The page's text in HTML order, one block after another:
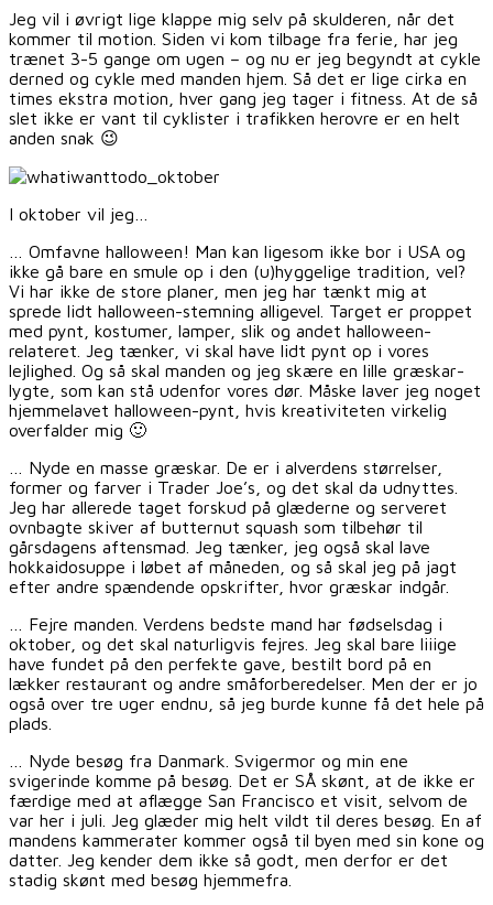
Jeg vil i øvrigt lige klappe mig selv på skulderen, når det
kommer til motion. Siden vi kom tilbage fra ferie, har jeg
trænet 3-5 gange om ugen – og nu er jeg begyndt at cykle
derned og cykle med manden hjem. Så det er lige cirka en
times ekstra motion, hver gang jeg tager i fitness. At de så
slet ikke er vant til cyklister i trafikken herovre er en helt
anden snak 😉
I oktober vil jeg…
… Omfavne halloween! Man kan ligesom ikke bor i USA og
ikke gå bare en smule op i den (u)hyggelige tradition, vel?
Vi har ikke de store planer, men jeg har tænkt mig at
sprede lidt halloween-stemning alligevel. Target er proppet
med pynt, kostumer, lamper, slik og andet halloween-
relateret. Jeg tænker, vi skal have lidt pynt op i vores
lejlighed. Og så skal manden og jeg skære en lille græskar-
lygte, som kan stå udenfor vores dør. Måske laver jeg noget
hjemmelavet halloween-pynt, hvis kreativiteten virkelig
overfalder mig 🙂
… Nyde en masse græskar. De er i alverdens størrelser,
former og farver i Trader Joe’s, og det skal da udnyttes.
Jeg har allerede taget forskud på glæderne og serveret
ovnbagte skiver af butternut squash som tilbehør til
gårsdagens aftensmad. Jeg tænker, jeg også skal lave
hokkaidosuppe i løbet af måneden, og så skal jeg på jagt
efter andre spændende opskrifter, hvor græskar indgår.
… Fejre manden. Verdens bedste mand har fødselsdag i
oktober, og det skal naturligvis fejres. Jeg skal bare liiige
have fundet på den perfekte gave, bestilt bord på en
lækker restaurant og andre småforberedelser. Men der er jo
også over tre uger endnu, så jeg burde kunne få det hele på
plads.
… Nyde besøg fra Danmark. Svigermor og min ene
svigerinde komme på besøg. Det er SÅ skønt, at de ikke er
færdige med at aflægge San Francisco et visit, selvom de
var her i juli. Jeg glæder mig helt vildt til deres besøg. En af
mandens kammerater kommer også til byen med sin kone og
datter. Jeg kender dem ikke så godt, men derfor er det
stadig skønt med besøg hjemmefra.